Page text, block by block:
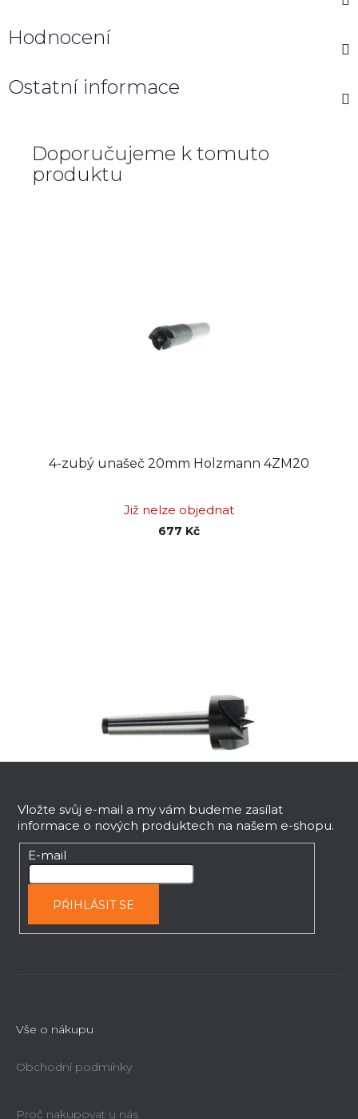
Hodnocení
Ostatní informace
Doporučujeme k tomuto
produktu
4-zubý unašeč 20mm Holzmann 4ZM20
Již nelze objednat
677 Kč
4-zubý unašeč 40mm Holzmann 4ZM40
Již nelze objednat
Vložte svůj e-mail a my vám budeme zasílat
informace o nových produktech na našem e-shopu.
E-mail
PŘIHLÁSIT SE
Vše o nákupu
Obchodní podmínky
Proč nakupovat u nás